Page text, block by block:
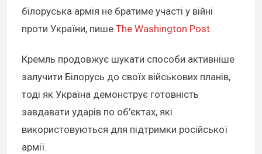
білоруська армія не братиме участі у війні
проти України, пише The Washington Post.
Кремль продовжує шукати способи активніше
залучити Білорусь до своїх військових планів,
тоді як Україна демонструє готовність
завдавати ударів по об'єктах, які
використовуються для підтримки російської
армії.